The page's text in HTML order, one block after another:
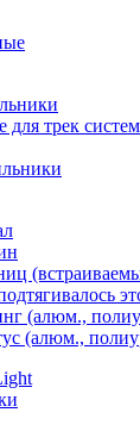
трек систем
(алюм.,
(алюм.,